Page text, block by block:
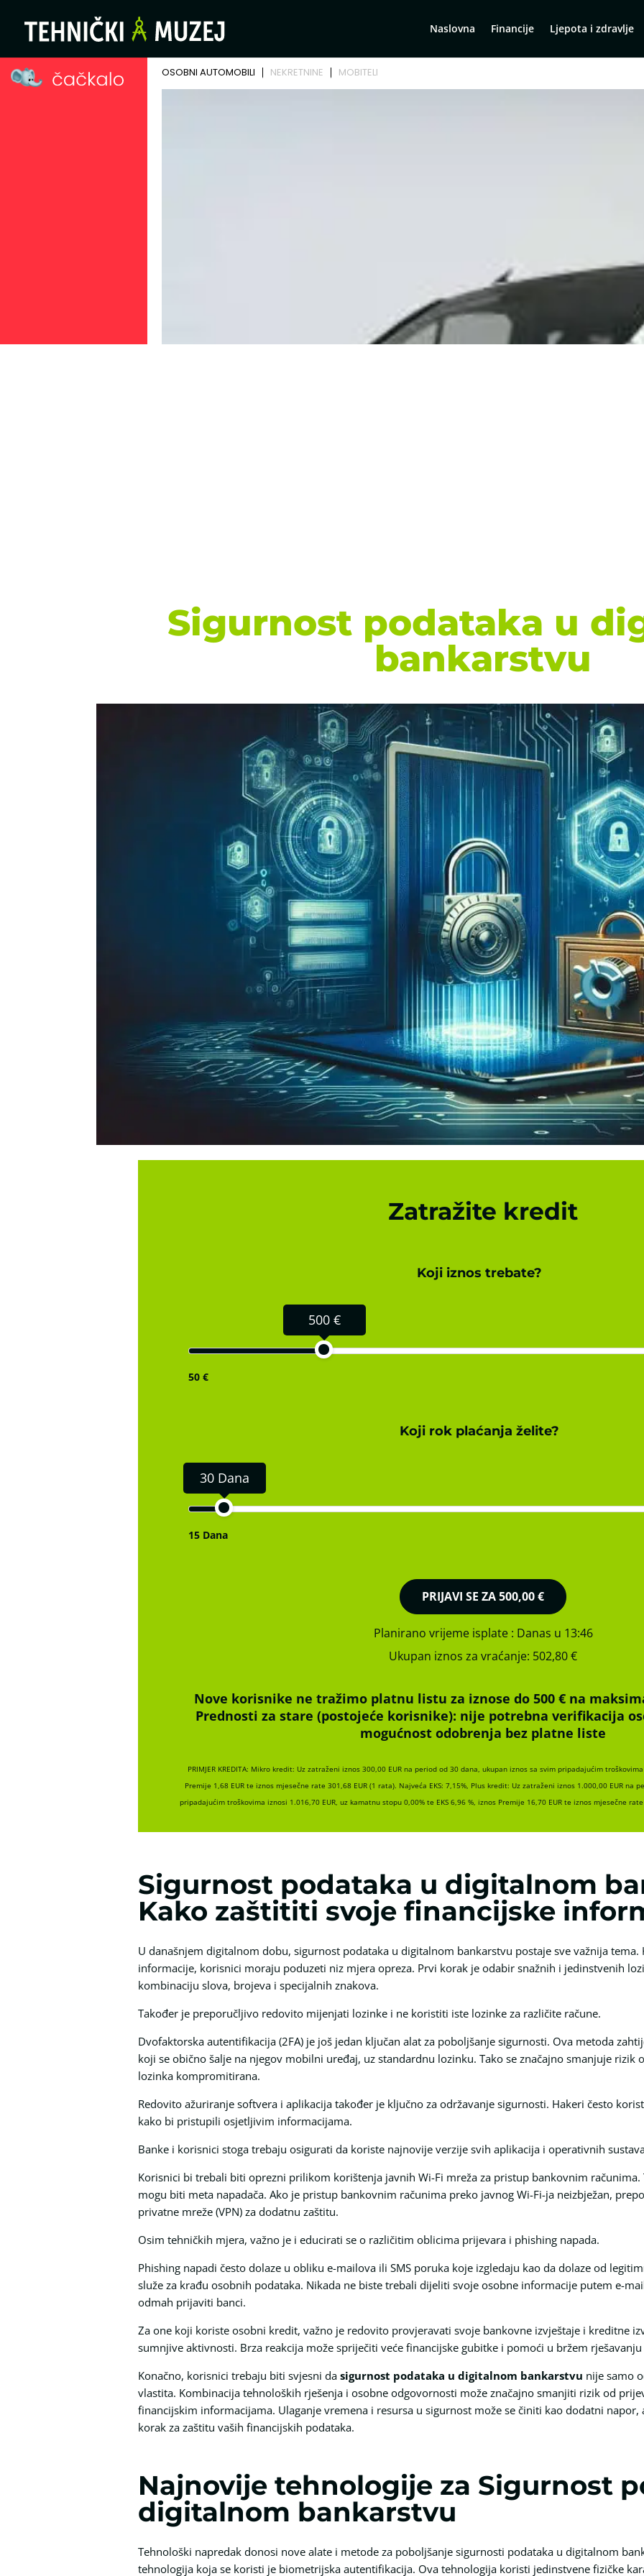
Naslovna Financije Ljepota i zdravlje
Sigurnost podataka u
bankarstvu
Zatražite kredit
Koji iznos trebate?
500 €
50 €
Koji rok plaćanja želite?
30 Dana
15 Dana
PRIJAVI SE ZA500,00 €
Planirano vrijeme isplate : Danas u 13:46
Ukupan iznos za vraćanje: 502,80 €
Nove korisnike ne tražimo platnu listu za iznose do 500 € na
Prednosti za stare (postojeće korisnike): nije potrebna verifikacija
mogućnost odobrenja bez platne liste
PRIMJER KREDITA: Mikro kredit: Uz zatraženi iznos 300,00 EUR na period od 30 dana, ukupan iznos sa svim pripadajućim
Premije 1,68 EUR te iznos mjesečne rate 301,68 EUR (1 rata). Najveća EKS: 7,15%, Plus kredit: Uz zatraženi iznos 1.000,00 EUR na
pripadajućim troškovima iznosi 1.016,70 EUR, uz kamatnu stopu 0,00% te EKS 6,96 %, iznos Premije 16,70 EUR te iznos mjesečne
Sigurnost podataka u digitalnom
Kako zaštititi svoje financijske
U današnjem digitalnom dobu, sigurnost podataka u digitalnom bankarstvu postaje sve važnija
informacije, korisnici moraju poduzeti niz mjera opreza. Prvi korak je odabir snažnih i jedinstvenih
kombinaciju slova, brojeva i specijalnih znakova.
Također je preporučljivo redovito mijenjati lozinke i ne koristiti iste lozinke za različite račune.
Dvofaktorska autentifikacija (2FA) je još jedan ključan alat za poboljšanje sigurnosti. Ova metoda
koji se obično šalje na njegov mobilni uređaj, uz standardnu lozinku. Tako se značajno smanjuje rizik
lozinka kompromitirana.
Redovito ažuriranje softvera i aplikacija također je ključno za održavanje sigurnosti. Hakeri često
kako bi pristupili osjetljivim informacijama.
Banke i korisnici stoga trebaju osigurati da koriste najnovije verzije svih aplikacija i operativnih
Korisnici bi trebali biti oprezni prilikom korištenja javnih Wi-Fi mreža za pristup bankovnim računima.
mogu biti meta napadača. Ako je pristup bankovnim računima preko javnog Wi-Fi-ja neizbježan,
privatne mreže (VPN) za dodatnu zaštitu.
Osim tehničkih mjera, važno je i educirati se o različitim oblicima prijevara i phishing napada.
Phishing napadi često dolaze u obliku e-mailova ili SMS poruka koje izgledaju kao da dolaze od
služe za krađu osobnih podataka. Nikada ne biste trebali dijeliti svoje osobne informacije putem e-
odmah prijaviti banci.
Za one koji koriste osobni kredit, važno je redovito provjeravati svoje bankovne izvještaje i kreditne
sumnjive aktivnosti. Brza reakcija može spriječiti veće financijske gubitke i pomoći u bržem
Konačno, korisnici trebaju biti svjesni da sigurnost podataka u digitalnom bankarstvu nije samo
vlastita. Kombinacija tehnoloških rješenja i osobne odgovornosti može značajno smanjiti rizik od
financijskim informacijama. Ulaganje vremena i resursa u sigurnost može se činiti kao dodatni
korak za zaštitu vaših financijskih podataka.
Najnovije tehnologije za Sigurnost
digitalnom bankarstvu
Tehnološki napredak donosi nove alate i metode za poboljšanje sigurnosti podataka u digitalnom
tehnologija koja se koristi je biometrijska autentifikacija. Ova tehnologija koristi jedinstvene fizičke